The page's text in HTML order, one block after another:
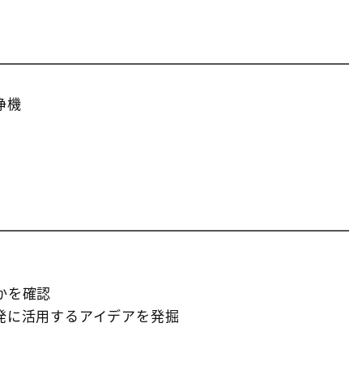
機
を確認
に活用するアイデアを発掘